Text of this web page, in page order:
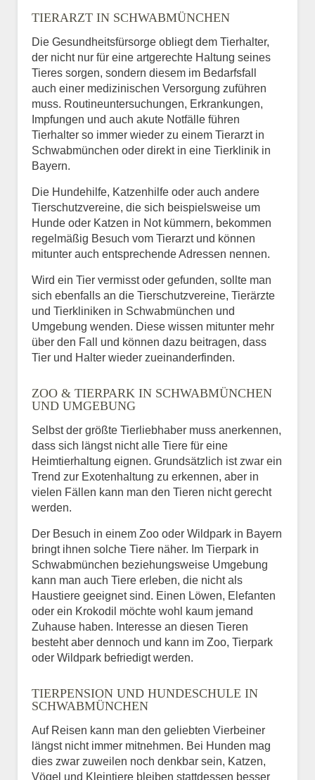
TIERARZT IN SCHWABMÜNCHEN
Die Gesundheitsfürsorge obliegt dem Tierhalter,
der nicht nur für eine artgerechte Haltung seines
Tieres sorgen, sondern diesem im Bedarfsfall
auch einer medizinischen Versorgung zuführen
muss. Routineuntersuchungen, Erkrankungen,
Impfungen und auch akute Notfälle führen
Tierhalter so immer wieder zu einem Tierarzt in
Schwabmünchen oder direkt in eine Tierklinik in
Bayern.
Die Hundehilfe, Katzenhilfe oder auch andere
Tierschutzvereine, die sich beispielsweise um
Hunde oder Katzen in Not kümmern, bekommen
regelmäßig Besuch vom Tierarzt und können
mitunter auch entsprechende Adressen nennen.
Wird ein Tier vermisst oder gefunden, sollte man
sich ebenfalls an die Tierschutzvereine, Tierärzte
und Tierkliniken in Schwabmünchen und
Umgebung wenden. Diese wissen mitunter mehr
über den Fall und können dazu beitragen, dass
Tier und Halter wieder zueinanderfinden.
ZOO & TIERPARK IN SCHWABMÜNCHEN
UND UMGEBUNG
Selbst der größte Tierliebhaber muss anerkennen,
dass sich längst nicht alle Tiere für eine
Heimtierhaltung eignen. Grundsätzlich ist zwar ein
Trend zur Exotenhaltung zu erkennen, aber in
vielen Fällen kann man den Tieren nicht gerecht
werden.
Der Besuch in einem Zoo oder Wildpark in Bayern
bringt ihnen solche Tiere näher. Im Tierpark in
Schwabmünchen beziehungsweise Umgebung
kann man auch Tiere erleben, die nicht als
Haustiere geeignet sind. Einen Löwen, Elefanten
oder ein Krokodil möchte wohl kaum jemand
Zuhause haben. Interesse an diesen Tieren
besteht aber dennoch und kann im Zoo, Tierpark
oder Wildpark befriedigt werden.
TIERPENSION UND HUNDESCHULE IN
SCHWABMÜNCHEN
Auf Reisen kann man den geliebten Vierbeiner
längst nicht immer mitnehmen. Bei Hunden mag
dies zwar zuweilen noch denkbar sein, Katzen,
Vögel und Kleintiere bleiben stattdessen besser